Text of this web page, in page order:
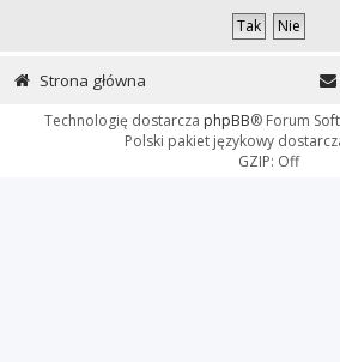
Strona główna
Technologię dostarcza phpBB® Forum
Polski pakiet językowy
GZIP: Off